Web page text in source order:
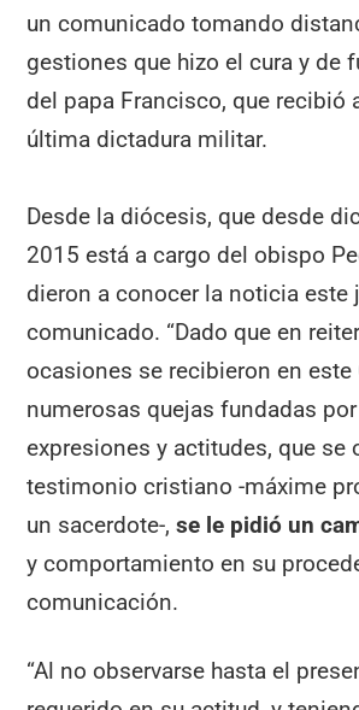
un comunicado tomando
gestiones que hizo el cura y de
del papa Francisco, que recibió
última dictadura militar.
Desde la diócesis, que desde
2015 está a cargo del obispo
dieron a conocer la noticia este
comunicado. “Dado que en
ocasiones se recibieron en este
numerosas quejas fundadas
expresiones y actitudes, que se
testimonio cristiano -máxime
un sacerdote-,se le pidió un
y comportamiento en su
comunicación.
“Al no observarse hasta el